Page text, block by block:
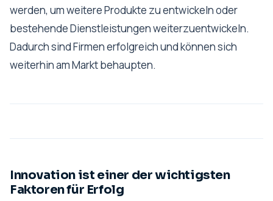
werden, um weitere Produkte zu entwickeln oder
bestehende Dienstleistungen weiterzuentwickeln.
Dadurch sind Firmen erfolgreich und können sich
weiterhin am Markt behaupten.
Innovation ist einer der wichtigsten
Faktoren für Erfolg